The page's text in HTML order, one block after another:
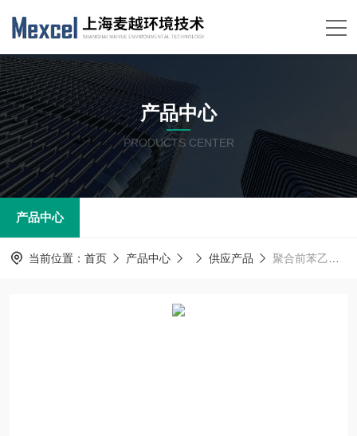
产品中心
PRODUCTS CENTER
产品中心
当前位置： 首页 产品中心 供应产品 聚合前苯乙烯色度在线分析仪(特定光谱吸收) 色度分析仪